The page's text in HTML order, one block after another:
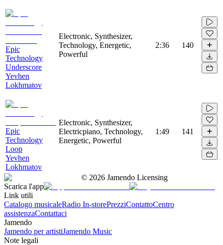
Epic
Technology
Underscore
Yevhen
Lokhmatov
Electronic, Synthesizer,
Technology, Energetic,
Powerful
2:36 140
Epic
Technology
Loop
Yevhen
Lokhmatov
Electronic, Synthesizer,
Electricpiano, Technology,
Energetic, Powerful
1:49 141
© 2026 Jamendo Licensing
Scarica l'app
Link utili
Catalogo musicaleRadio In-storePrezziContattoCentro
assistenzaContattaci
Jamendo
Jamendo per artistiJamendo Music
Note legali